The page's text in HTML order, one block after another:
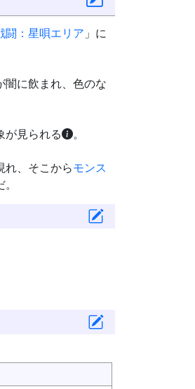
闘：星唄エリア 」に
闇に飲まれ、色のな
が見られる 。
れ、そこからモンス